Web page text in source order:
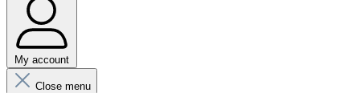
My account
Close menu